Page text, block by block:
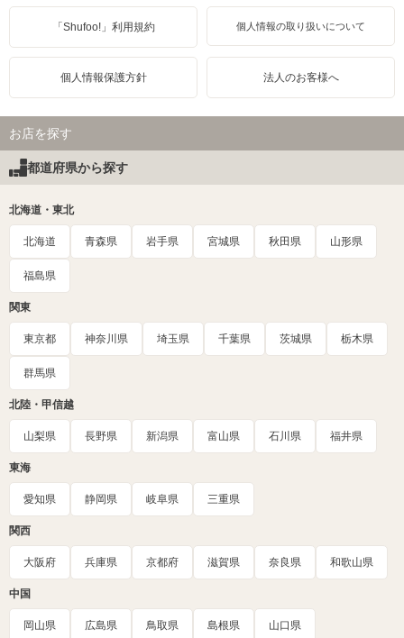
「Shufoo!」利用規約 個人情報の取り扱いについて
個人情報保護方針 法人のお客様へ
お店を探す
都道府県から探す
北海道・東北
北海道 青森県 岩手県 宮城県 秋田県 山形県
福島県
関東
東京都 神奈川県 埼玉県 千葉県 茨城県 栃木県
群馬県
北陸・甲信越
山梨県 長野県 新潟県 富山県 石川県 福井県
東海
愛知県 静岡県 岐阜県 三重県
関西
大阪府 兵庫県 京都府 滋賀県 奈良県 和歌山県
中国
岡山県 広島県 鳥取県 島根県 山口県